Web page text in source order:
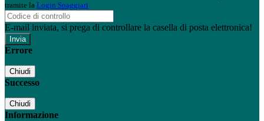
tramite la Login Spaggiari
E-mail inviata, si prega di controllare la casella di posta elettronica!
Errore
Chiudi
Successo
Chiudi
Informazione